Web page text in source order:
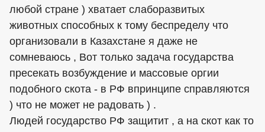
любой стране ) хватает слаборазвитых
животных способных к тому беспределу что
организовали в Казахстане я даже не
сомневаюсь , Вот только задача государства
пресекать возбуждение и массовые оргии
подобного скота - в РФ впринципе справляются
) что не может не радовать ) .
Людей государство РФ защитит , а на скот как то